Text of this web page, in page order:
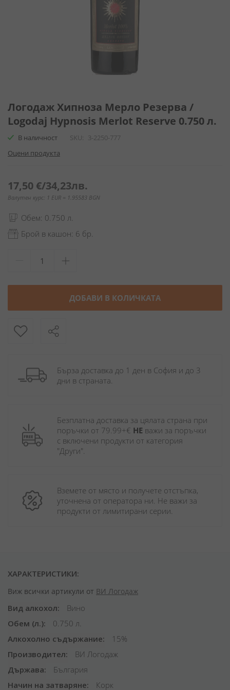
към
началото
на
галерия
снимки
Логодаж Хипноза Мерло Резерва /
Logodaj Hypnosis Merlot Reserve 0.750 л.
В наличност SKU
3-2250-777
Оцени продукта
17,50 €/34,23лв.
Валутен курс: 1 EUR = 1.95583 BGN
Обем: 0.750 л.
Брой в кашон: 6 бр.
ДОБАВИ В КОЛИЧКАТА
Бърза доставка до 1 ден в София и до 3
дни в страната.
Безплатна доставка за цялата страна при
поръчки от 79.99+€ НЕ важи за поръчки
с включени продукти от категория
"Други".
Вземете от място и получете отстъпка,
уточнена от оператора ни. Не важи за
продукти от лимитирани серии.
ХАРАКТЕРИСТИКИ:
Виж всички артикули от ВИ Логодаж
Вид алкохол
Вино
Обем (л.)
0.750 л.
Алкохолно съдържание
15%
Производител
ВИ Логодаж
Държава
България
Начин на затваряне
Корк